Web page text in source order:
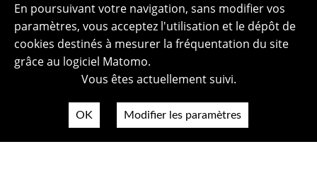
En poursuivant votre navigation, sans modifier vos
paramètres, vous acceptez l'utilisation et le dépôt de
cookies destinés à mesurer la fréquentation du site
grâce au logiciel Matomo.
Vous êtes actuellement suivi.
OK Modifier les paramètres